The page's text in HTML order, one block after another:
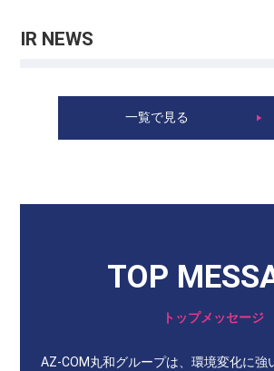
IR NEWS
一覧で見る
TOP
トップメッセージ
AZ-COM丸和グループは、環境変化に強